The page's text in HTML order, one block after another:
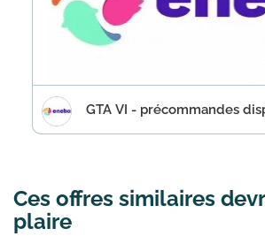
GTA VI - précommandes
Ces offres similaires
plaire